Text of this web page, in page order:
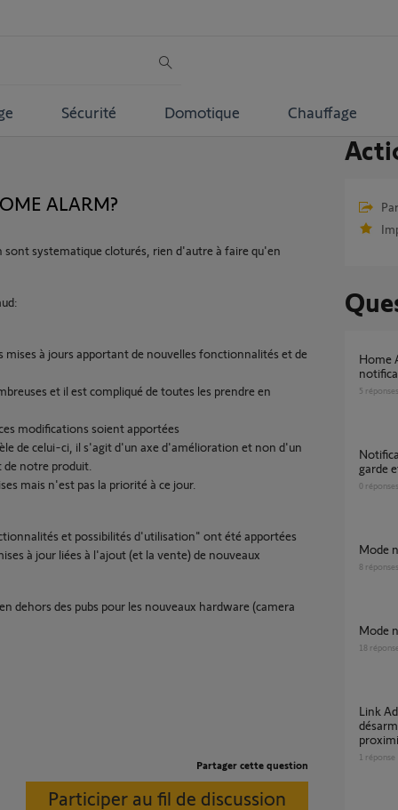
Sécurité Domotique Chauffage
ALARM?
sont systematique cloturés, rien d'autre à faire qu'en
à jours apportant de nouvelles fonctionnalités et de
et il est compliqué de toutes les prendre en
modifications soient apportées
de celui-ci, il s'agit d'un axe d'amélioration et non d'un
notre produit.
mais n'est pas la priorité à ce jour.
et possibilités d'utilisation" ont été apportées
à jour liées à l'ajout (et la vente) de nouveaux
dehors des pubs pour les nouveaux hardware (camera
Partager cette question
Participer au fil de discussion
Home Alarm Advanced - Pré alarme sans
5 réponses
Notification application sur détection mise en
garde
0 réponses
8 réponses
18
Link Advanced : pourquoi le mode nuit se
1 réponse